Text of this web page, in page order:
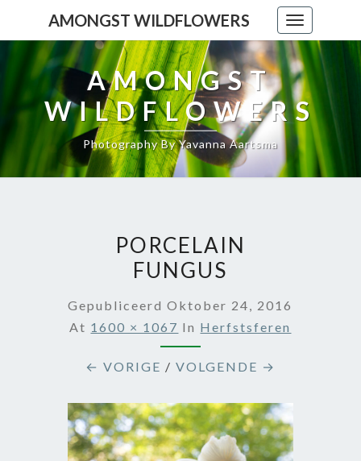
Toggle
navigation
AMONGST WILDFLOWERS
AMONGST
WILDFLOWERS
Photography By Yavanna Aartsma
PORCELAIN
FUNGUS
GepubliceerdOktober 24, 2016
At 1600 × 1067 In Herfstsferen
← VORIGE / VOLGENDE →